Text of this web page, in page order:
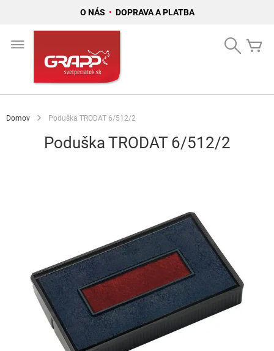
O NÁS • DOPRAVA A PLATBA
Search
Domov Poduška TRODAT 6/512/2
Poduška TRODAT 6/512/2